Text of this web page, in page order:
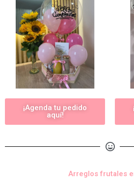
¡Agenda tu pedido
aquí!
Arreglos frutales